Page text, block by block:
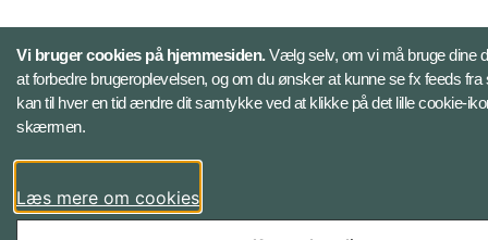
Vi bruger cookies på hjemmesiden.Vælg selv, om vi må bruge dine
at forbedre brugeroplevelsen, og om du ønsker at kunne se fx feeds fra
kan til hver en tid ændre dit samtykke ved at klikke på det lille cookie-
skærmen.
Læs mere om cookies